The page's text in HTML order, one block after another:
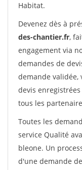
Habitat.
Devenez dès à
des-chantier.fr,
engagement via
demandes de
demande validée,
devis
tous les
Toutes les
service Qualité
bleone. Un
d'une demande